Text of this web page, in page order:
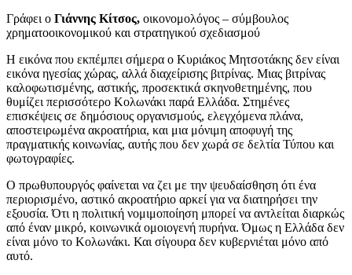
Γράφει ο Γιάννης Κίτσος, οικονομολόγος – σύμβουλος
χρηματοοικονομικού και στρατηγικού σχεδιασμού
Η εικόνα που εκπέμπει σήμερα ο Κυριάκος Μητσοτάκης δεν είναι
εικόνα ηγεσίας χώρας, αλλά διαχείρισης βιτρίνας. Μιας βιτρίνας
καλοφωτισμένης, αστικής, προσεκτικά σκηνοθετημένης, που
θυμίζει περισσότερο Κολωνάκι παρά Ελλάδα. Στημένες
επισκέψεις σε δημόσιους οργανισμούς, ελεγχόμενα πλάνα,
αποστειρωμένα ακροατήρια, και μια μόνιμη αποφυγή της
πραγματικής κοινωνίας, αυτής που δεν χωρά σε δελτία Τύπου και
φωτογραφίες.
Ο πρωθυπουργός φαίνεται να ζει με την ψευδαίσθηση ότι ένα
περιορισμένο, αστικό ακροατήριο αρκεί για να διατηρήσει την
εξουσία. Ότι η πολιτική νομιμοποίηση μπορεί να αντλείται διαρκώς
από έναν μικρό, κοινωνικά ομοιογενή πυρήνα. Όμως η Ελλάδα δεν
είναι μόνο το Κολωνάκι. Και σίγουρα δεν κυβερνιέται μόνο από
αυτό.